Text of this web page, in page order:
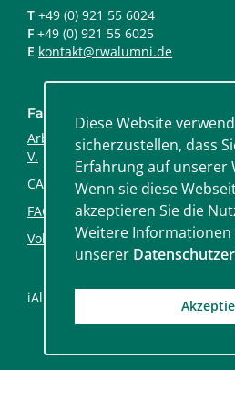
Diese Website
sicherzustellen, dass
Erfahrung auf unserer
Wenn sie diese
akzeptieren Sie die
Weitere Informationen
unserer
T +49 (0) 921 55 6024
F +49 (0) 921 55 6025
E kontakt@rwalumni.de
Fachinitiativen
Arbeitskreis
V.
CAMBAlumni e. V.
FACT Alumni Universität
Volkswirtschaft an der Universität
iAlumni 2026 by TalentWerk AG